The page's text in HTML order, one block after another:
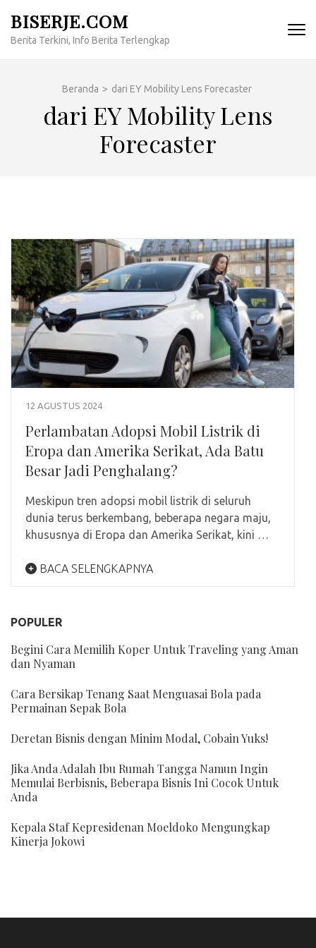
konten
BISERJE.COM
Berita Terkini, Info Berita Terlengkap
Beranda > dari EY Mobility Lens Forecaster
dari EY Mobility Lens
Forecaster
12 AGUSTUS 2024
Perlambatan Adopsi Mobil Listrik di
Eropa dan Amerika Serikat, Ada Batu
Besar Jadi Penghalang?
Meskipun tren adopsi mobil listrik di seluruh
dunia terus berkembang, beberapa negara maju,
khususnya di Eropa dan Amerika Serikat, kini …
BACA SELENGKAPNYA
POPULER
Begini Cara Memilih Koper Untuk Traveling yang Aman
dan Nyaman
Cara Bersikap Tenang Saat Menguasai Bola pada
Permainan Sepak Bola
Deretan Bisnis dengan Minim Modal, Cobain Yuks!
Jika Anda Adalah Ibu Rumah Tangga Namun Ingin
Memulai Berbisnis, Beberapa Bisnis Ini Cocok Untuk
Anda
Kepala Staf Kepresidenan Moeldoko Mengungkap
Kinerja Jokowi